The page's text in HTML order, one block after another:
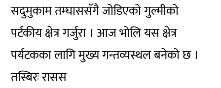
सदुमुकाम तम्घाससॅगै जोडिएको गुल्मीको
पर्टकीय क्षेत्र गर्जुरा । आज भोलि यस क्षेत्र
पर्यटकका लागि मुख्य गन्तव्यस्थल बनेको छ ।
तस्बिरः रासस